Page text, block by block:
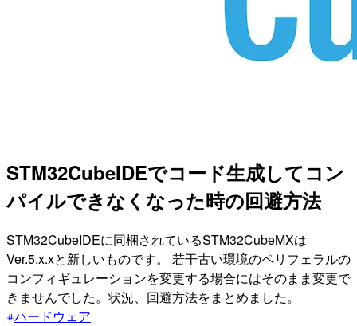
STM32CubeIDEでコード生成してコン
パイルできなくなった時の回避方法
STM32CubeIDEに同梱されているSTM32CubeMXは
Ver.5.x.xと新しいものです。 若干古い環境のペリフェラルの
コンフィギュレーションを変更する場合にはそのまま変更で
きませんでした。状況、回避方法をまとめました。
ハードウェア